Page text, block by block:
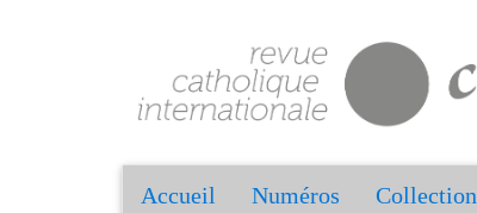
Accueil Numéros Collection